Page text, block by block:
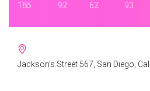
185
92
62
93
Jackson’s Street 567, San Diego,